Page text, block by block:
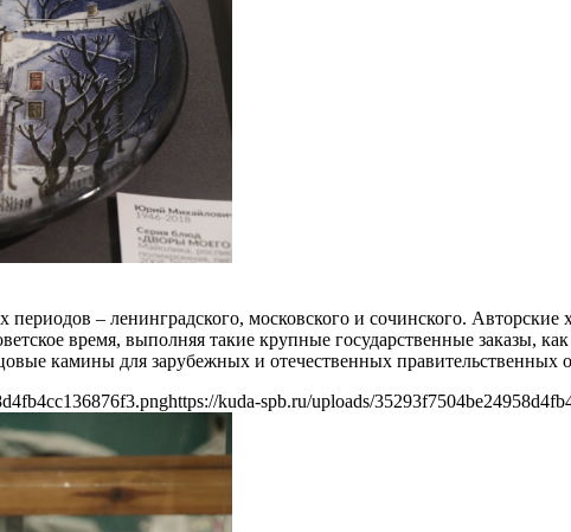
периодов – ленинградского, московского и сочинского.
время, выполняя такие крупные государственные заказы,
камины для зарубежных и отечественных
https://kuda-spb.ru/uploads/